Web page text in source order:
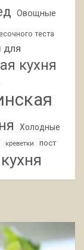
Овощные
теста
для
кухня
Холодные
креветки пост